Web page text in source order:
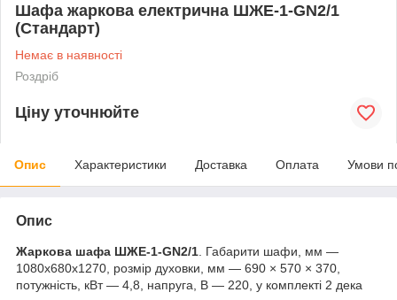
Шафа жаркова електрична ШЖЕ-1-GN2/1
(Стандарт)
Немає в наявності
Роздріб
Ціну уточнюйте
Опис Характеристики Доставка Оплата Умови
Опис
Жаркова шафа ШЖЕ-1-GN2/1 . Габарити шафи, мм —
1080х680х1270, розмір духовки, мм — 690 × 570 × 370,
потужність, кВт — 4,8, напруга, В — 220, у комплекті 2 дека